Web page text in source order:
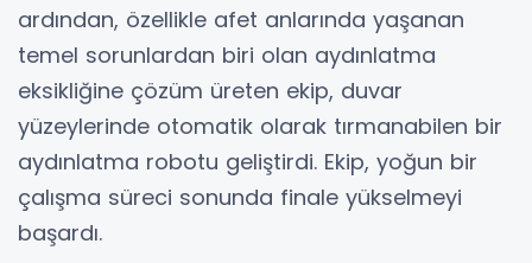
ardından, özellikle afet anlarında yaşanan
temel sorunlardan biri olan aydınlatma
eksikliğine çözüm üreten ekip, duvar
yüzeylerinde otomatik olarak tırmanabilen bir
aydınlatma robotu geliştirdi. Ekip, yoğun bir
çalışma süreci sonunda finale yükselmeyi
başardı.